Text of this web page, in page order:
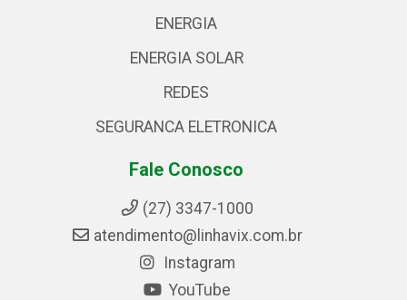
ENERGIA
ENERGIA SOLAR
REDES
SEGURANCA ELETRONICA
Fale Conosco
(27) 3347-1000
atendimento@linhavix.com.br
Instagram
YouTube